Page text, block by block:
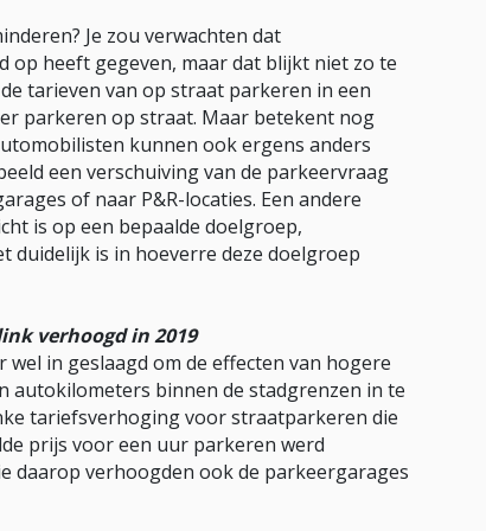
Je zou verwachten dat
op heeft gegeven, maar dat blijkt niet zo te
tarieven van op straat parkeren in een
parkeren op straat. Maar betekent nog
kunnen ook ergens anders
een verschuiving van de parkeervraag
of naar P&R-locaties. Een andere
is op een bepaalde doelgroep,
duidelijk is in hoeverre deze doelgroep
verhoogd in 2019
wel in geslaagd om de effecten van hogere
binnen de stadgrenzen in te
tariefsverhoging voor straatparkeren die
prijs voor een uur parkeren werd
daarop verhoogden ook de parkeergarages